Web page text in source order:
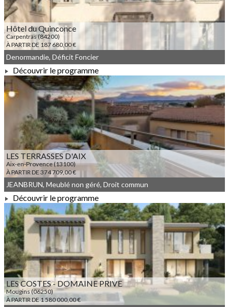
Hôtel du Quinconce
Carpentras (84200)
À PARTIR DE 187 680,00 €
À PARTIR DE 187 680,00 €
Denormandie, Déficit Foncier
Découvrir le programme
LES TERRASSES D'AIX
Aix-en-Provence (13100)
À PARTIR DE 374 709,00 €
À PARTIR DE 374 709,00 €
JEANBRUN, Meublé non géré, Droit commun
Découvrir le programme
LES COSTES - DOMAINE PRIVE
Mougins (06250)
À PARTIR DE 1 580 000,00 €